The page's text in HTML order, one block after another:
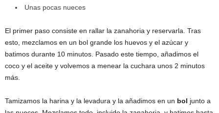
Unas pocas nueces
El primer paso consiste en rallar la zanahoria y reservarla. Tras
esto, mezclamos en un bol grande los huevos y el azúcar y
batimos durante 10 minutos. Pasado este tiempo, añadimos el
coco y el aceite y volvemos a menear la cuchara unos 2 minutos
más.
Tamizamos la harina y la levadura y la añadimos en un bol junto a